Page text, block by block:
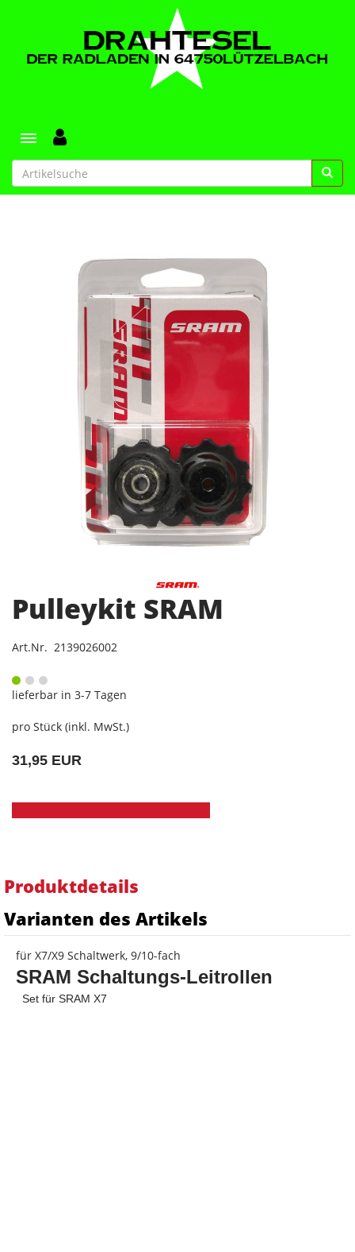
Toggle navigation
Pulleykit SRAM
Art.Nr. 2139026002
lieferbar in 3-7 Tagen
pro Stück (inkl. MwSt.)
31,95 EUR
Produktdetails
Varianten des Artikels
für X7/X9 Schaltwerk, 9/10-fach
SRAM Schaltungs-Leitrollen
 Set für SRAM X7